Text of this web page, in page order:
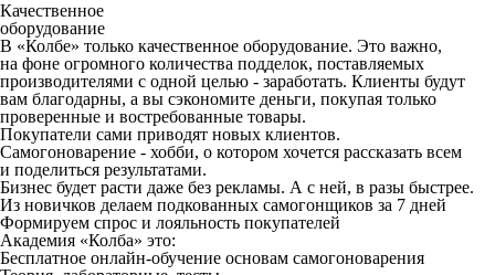
Качественное
оборудование
В «Колбе» только качественное оборудование. Это важно,
на фоне огромного количества подделок, поставляемых
производителями с одной целью - заработать. Клиенты будут
вам благодарны, а вы сэкономите деньги, покупая только
проверенные и востребованные товары.
Покупатели сами приводят новых клиентов.
Самогоноварение - хобби, о котором хочется рассказать всем
и поделиться результатами.
Бизнес будет расти даже без рекламы. А с ней, в разы быстрее.
Из новичков делаем подкованных самогонщиков за 7 дней
Формируем спрос и лояльность покупателей
Академия «Колба» это:
Бесплатное онлайн-обучение основам самогоноварения